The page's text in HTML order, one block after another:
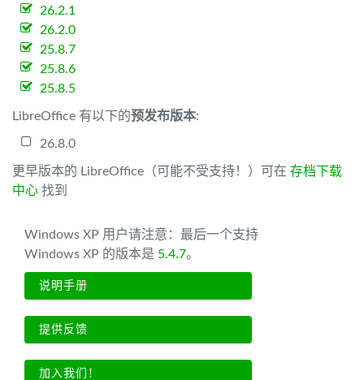
26.2.1
26.2.0
25.8.7
25.8.6
25.8.5
LibreOffice 有以下的预发布版本:
26.8.0
更早版本的 LibreOffice（可能不受支持！）可在 存档下载
中心 找到
Windows XP 用户请注意：最后一个支持
Windows XP 的版本是 5.4.7。
说明手册
提供反馈
加入我们！